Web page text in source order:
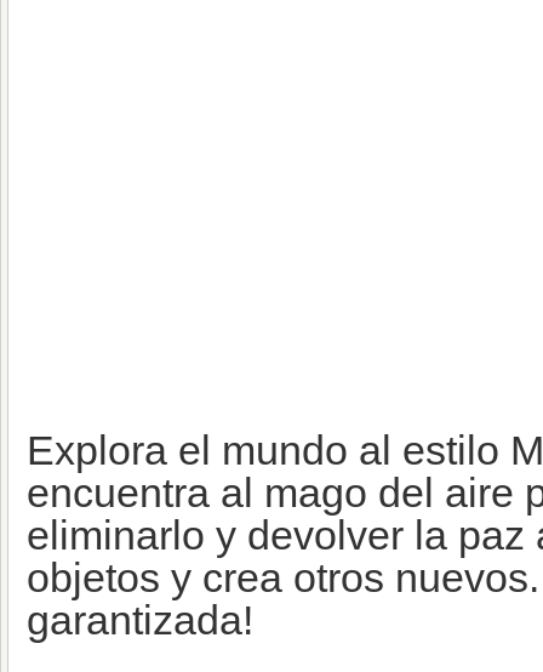
Explora el mundo al estilo
encuentra al mago del aire
eliminarlo y devolver la paz
objetos y crea otros
garantizada!